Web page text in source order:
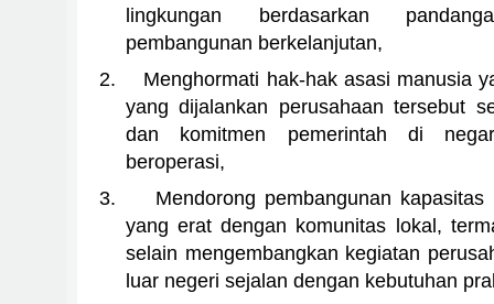
lingkungan berdasarkan
pembangunan berkelanjutan,
2.
Menghormati hak-hak asasi manusia
yang dijalankan perusahaan tersebut
dan komitmen pemerintah di
beroperasi,
3.
Mendorong pembangunan
yang erat dengan komunitas lokal,
selain mengembangkan kegiatan
luar negeri sejalan dengan kebutuhan